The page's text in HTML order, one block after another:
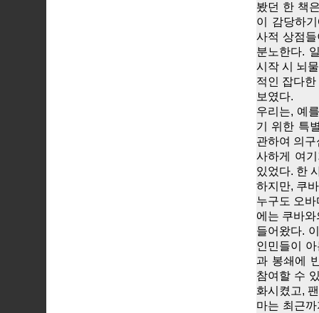
봤던 한 책
이 감당하
사적 상점
분노한다.
시작 시 뇌
적인 잡다
보였다.
우리는, 예
기 위한 특
관하여 의
사하게 여
있었다. 한
하지만, 쿠
누구도 오
에는 쿠바
들어왔다.
인민들이
과 봉쇄에
참여할 수
화시켰고,
마는 최근